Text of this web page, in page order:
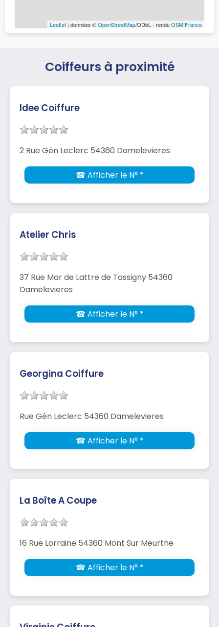
Leaflet | données ©OpenStreetMap/ODbL - renduOSM France
Coiffeurs à proximité
Idee Coiffure
2 Rue Gén Leclerc 54360 Damelevieres
☎ Afficher le N° *
Atelier Chris
37 Rue Mar de Lattre de Tassigny 54360
Damelevieres
☎ Afficher le N° *
Georgina Coiffure
Rue Gén Leclerc 54360 Damelevieres
☎ Afficher le N° *
La Boîte A Coupe
16 Rue Lorraine 54360 Mont Sur Meurthe
☎ Afficher le N° *